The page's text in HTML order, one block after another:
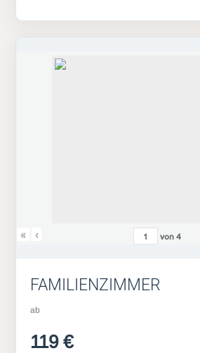
« ‹ von4
FAMILIENZIMMER
ab
119 €